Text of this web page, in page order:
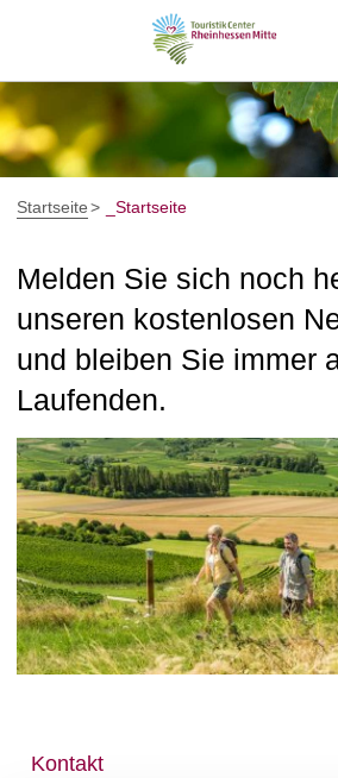
Rheinhessen
Kultur &
Service &
Karte
KarteRheinhessen
Startseite _Startseite
Melden Sie sich noch
unseren kostenlosen
und bleiben Sie immer
Laufenden.
Kontakt